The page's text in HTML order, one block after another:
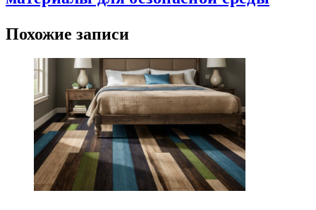
Похожие записи